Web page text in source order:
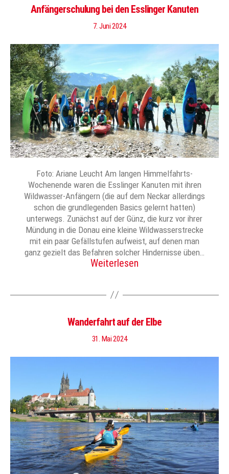
Anfängerschulung bei den Esslinger Kanuten
7. Juni 2024
Foto: Ariane Leucht Am langen Himmelfahrts-
Wochenende waren die Esslinger Kanuten mit ihren
Wildwasser-Anfängern (die auf dem Neckar allerdings
schon die grundlegenden Basics gelernt hatten)
unterwegs. Zunächst auf der Günz, die kurz vor ihrer
Mündung in die Donau eine kleine Wildwasserstrecke
mit ein paar Gefällstufen aufweist, auf denen man
ganz gezielt das Befahren solcher Hindernisse üben…
Weiterlesen
Wanderfahrt auf der Elbe
31. Mai 2024